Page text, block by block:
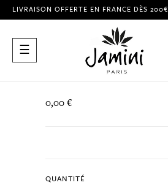
LIVRAISON OFFERTE EN FRANCE DÈS 200€
Basculer
la
☰
0,00 €
QUANTITÉ